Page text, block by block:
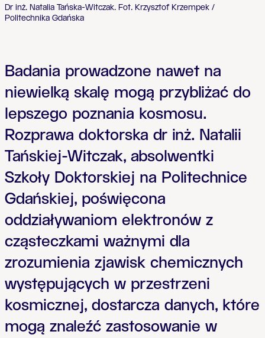
Dr inż. Natalia Tańska-Witczak. Fot. Krzysztof Krzempek /
Politechnika Gdańska
Badania prowadzone nawet na
niewielką skalę mogą przybliżać do
lepszego poznania kosmosu.
Rozprawa doktorska dr inż. Natalii
Tańskiej-Witczak, absolwentki
Szkoły Doktorskiej na Politechnice
Gdańskiej, poświęcona
oddziaływaniom elektronów z
cząsteczkami ważnymi dla
zrozumienia zjawisk chemicznych
występujących w przestrzeni
kosmicznej, dostarcza danych, które
mogą znaleźć zastosowanie w